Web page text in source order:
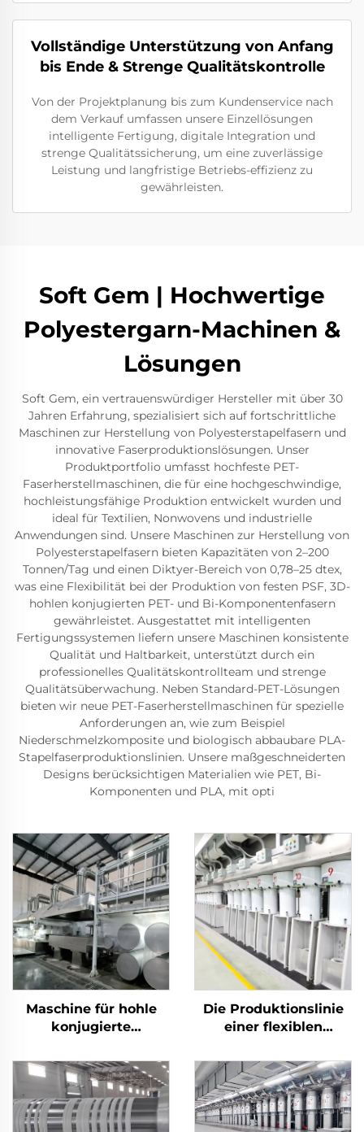
Vollständige Unterstützung von Anfang
bis Ende & Strenge Qualitätskontrolle
Von der Projektplanung bis zum Kundenservice nach
dem Verkauf umfassen unsere Einzellösungen
intelligente Fertigung, digitale Integration und
strenge Qualitätssicherung, um eine zuverlässige
Leistung und langfristige Betriebs-effizienz zu
gewährleisten.
Soft Gem | Hochwertige
Polyestergarn-Machinen &
Lösungen
Soft Gem, ein vertrauenswürdiger Hersteller mit über 30
Jahren Erfahrung, spezialisiert sich auf fortschrittliche
Maschinen zur Herstellung von Polyesterstapelfasern und
innovative Faserproduktionslösungen. Unser
Produktportfolio umfasst hochfeste PET-
Faserherstellmaschinen, die für eine hochgeschwindige,
hochleistungsfähige Produktion entwickelt wurden und
ideal für Textilien, Nonwovens und industrielle
Anwendungen sind. Unsere Maschinen zur Herstellung von
Polyesterstapelfasern bieten Kapazitäten von 2–200
Tonnen/Tag und einen Diktyer-Bereich von 0,78–25 dtex,
was eine Flexibilität bei der Produktion von festen PSF, 3D-
hohlen konjugierten PET- und Bi-Komponentenfasern
gewährleistet. Ausgestattet mit intelligenten
Fertigungssystemen liefern unsere Maschinen konsistente
Qualität und Haltbarkeit, unterstützt durch ein
professionelles Qualitätskontrollteam und strenge
Qualitätsüberwachung. Neben Standard-PET-Lösungen
bieten wir neue PET-Faserherstellmaschinen für spezielle
Anforderungen an, wie zum Beispiel
Niederschmelzkomposite und biologisch abbaubare PLA-
Stapelfaserproduktionslinien. Unsere maßgeschneiderten
Designs berücksichtigen Materialien wie PET, Bi-
Komponenten und PLA, mit opti
Maschine für hohle
konjugierte
Polyester-Stapelfasern
Die Produktionslinie
einer flexiblen
produziert sowohl
Hohl- als auch
Vollfasern